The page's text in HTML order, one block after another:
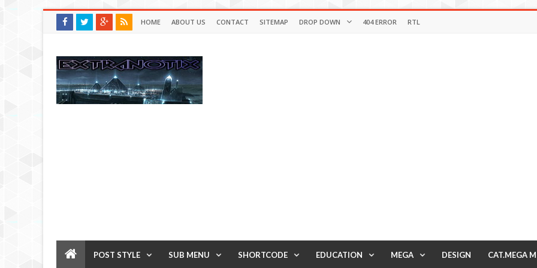
HOME ABOUT US CONTACT SITEMAP DROP DOWN 404 ERROR RTL
POST STYLE SUB MENU SHORTCODE EDUCATION MEGA DESIGN CAT.MEGA